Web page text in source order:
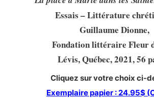
Essais – Littérature
Guillaume Dionne,
Fondation littéraire Fleur
Lévis, Québec, 2021, 56
Cliquez sur votre choix ci-
Exemplaire papier : 24.95$